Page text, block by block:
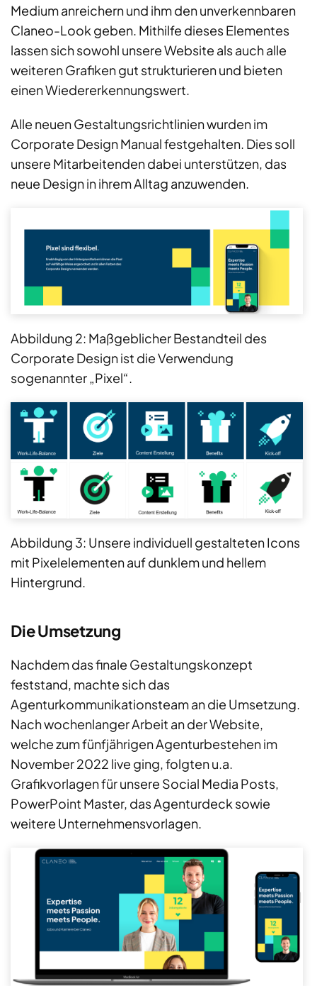
Medium anreichern und ihm den unverkennbaren
Claneo-Look geben. Mithilfe dieses Elementes
lassen sich sowohl unsere Website als auch alle
weiteren Grafiken gut strukturieren und bieten
einen Wiedererkennungswert.
Alle neuen Gestaltungsrichtlinien wurden im
Corporate Design Manual festgehalten. Dies soll
unsere Mitarbeitenden dabei unterstützen, das
neue Design in ihrem Alltag anzuwenden.
Abbildung 2: Maßgeblicher Bestandteil des
Corporate Design ist die Verwendung
sogenannter „Pixel“.
Abbildung 3: Unsere individuell gestalteten Icons
mit Pixelelementen auf dunklem und hellem
Hintergrund.
Die Umsetzung
Nachdem das finale Gestaltungskonzept
feststand, machte sich das
Agenturkommunikationsteam an die Umsetzung.
Nach wochenlanger Arbeit an der Website,
welche zum fünfjährigen Agenturbestehen im
November 2022 live ging, folgten u.a.
Grafikvorlagen für unsere Social Media Posts,
PowerPoint Master, das Agenturdeck sowie
weitere Unternehmensvorlagen.